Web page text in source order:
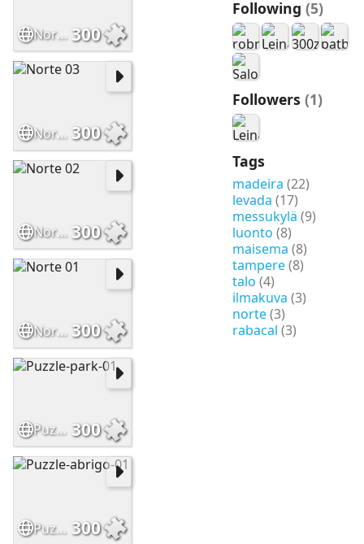
Following (5)
Followers (1)
Tags
madeira (22)
levada (17)
messukylä (9)
luonto (8)
maisema (8)
tampere(8)
talo (4)
ilmakuva (3)
norte(3)
rabacal (3)
Norte 04 300
Norte 03 300
Norte 02 300
Norte 01 300
Puzzle-park-01 300
Puzzle-abrigo-01 300